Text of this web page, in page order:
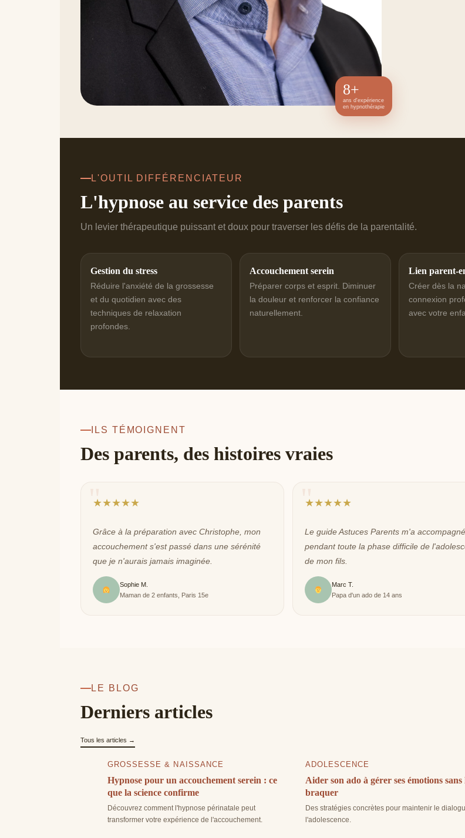
8+
ans d'expérience
en hypnothérapie
L'OUTIL DIFFÉRENCIATEUR
L'hypnose au service des parents
Un levier thérapeutique puissant et doux pour traverser les défis de la parentalité.
Gestion du stress
Réduire l'anxiété de la grossesse
et du quotidien avec des
techniques de relaxation
profondes.
Accouchement serein
Préparer corps et esprit. Diminuer
la douleur et renforcer la confiance
naturellement.
Lien parent-
Créer dès la
connexion
avec votre
ILS TÉMOIGNENT
Des parents, des histoires vraies
★★★★★
Grâce à la préparation avec Christophe, mon
accouchement s'est passé dans une sérénité
que je n'aurais jamais imaginée.
Sophie M.
Maman de 2 enfants, Paris 15e
★★★★★
Le guide Astuces Parents m'a accompagné
pendant toute la phase difficile de
de mon fils.
Marc T.
Papa d'un ado de 14 ans
LE BLOG
Derniers articles
Tous les articles →
GROSSESSE & NAISSANCE
Hypnose pour un accouchement serein : ce
que la science confirme
Découvrez comment l'hypnose périnatale peut
transformer votre expérience de l'accouchement.
ADOLESCENCE
Aider son ado à gérer ses émotions sans
braquer
Des stratégies concrètes pour maintenir le
l'adolescence.